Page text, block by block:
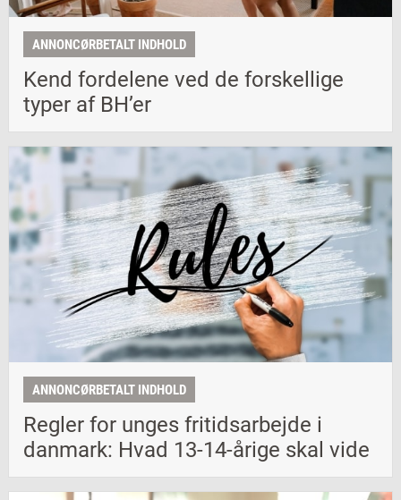
ANNONCØRBETALT INDHOLD
Kend fordelene ved de forskellige
typer af BH’er
ANNONCØRBETALT INDHOLD
Regler for unges fritidsarbejde i
danmark: Hvad 13-14-årige skal vide